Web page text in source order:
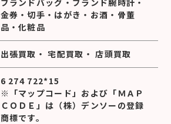
金券 ・切手 ・ はがき ・ お酒 ・ 骨董
品 ・化粧品
出張買取 ・宅配買取 ・店頭買取
6 274 722*15
※「マップコード」および「ＭＡＰ
ＣＯＤＥ」は（株）デンソーの登録
商標です。